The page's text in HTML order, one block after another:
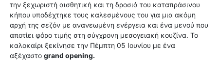
την ξεχωριστή αισθητική και τη δροσιά του καταπράσινου
κήπου υποδέχτηκε τους καλεσμένους του για μια ακόμη
αρχή της σεζόν με ανανεωμένη ενέργεια και ένα μενού που
αποτίει φόρο τιμής στη σύγχρονη μεσογειακή κουζίνα. Το
καλοκαίρι ξεκίνησε την Πέμπτη 05 Ιουνίου με ένα
αξέχαστο grand opening.